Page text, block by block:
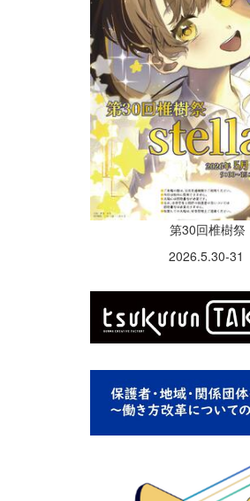
第30回椎樹祭
2026.5.30-31